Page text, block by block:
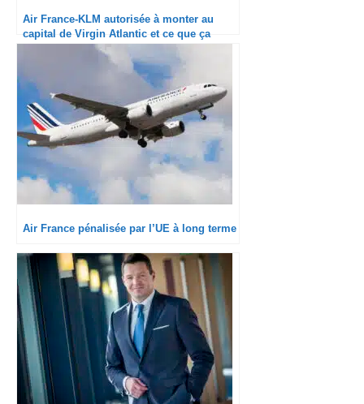
Air France-KLM autorisée à monter au
capital de Virgin Atlantic et ce que ça
laisse présager
Air France pénalisée par l’UE à long terme